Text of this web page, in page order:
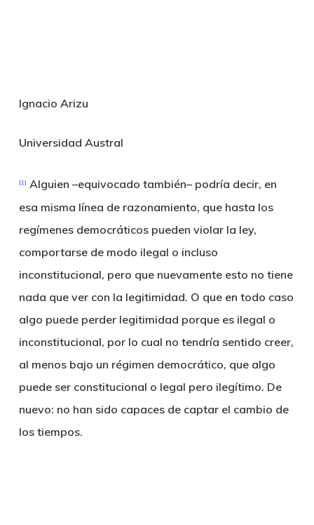
Ignacio Arizu
Universidad Austral
[1] Alguien –equivocado también– podría decir, en
esa misma línea de razonamiento, que hasta los
regímenes democráticos pueden violar la ley,
comportarse de modo ilegal o incluso
inconstitucional, pero que nuevamente esto no tiene
nada que ver con la legitimidad. O que en todo caso
algo puede perder legitimidad porque es ilegal o
inconstitucional, por lo cual no tendría sentido creer,
al menos bajo un régimen democrático, que algo
puede ser constitucional o legal pero ilegítimo. De
nuevo: no han sido capaces de captar el cambio de
los tiempos.